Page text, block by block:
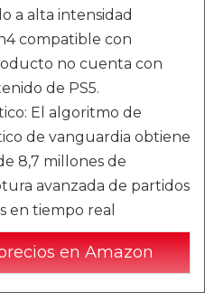
a alta intensidad
compatible con
no cuenta con
de PS5.
El algoritmo de
de vanguardia obtiene
8,7 millones de
avanzada de partidos
en tiempo real
en Amazon